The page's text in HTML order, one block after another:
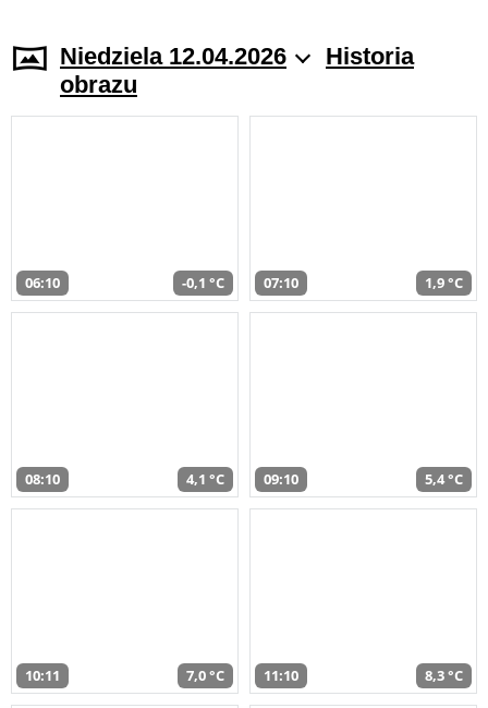
Niedziela 12.04.2026
Historia
obrazu
06:10 -0,1 °C 07:10 1,9 °C
08:10 4,1 °C 09:10 5,4 °C
10:11 7,0 °C 11:10 8,3 °C